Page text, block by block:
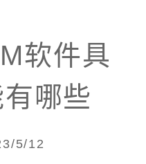
软件具
哪些
5/12